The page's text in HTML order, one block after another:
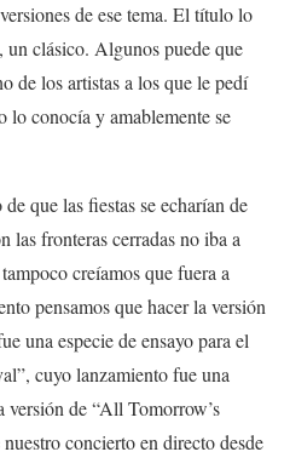
de ese tema. El título lo
clásico. Algunos puede que
de los artistas a los que le pedí
lo conocía y amablemente se
que las fiestas se echarían de
las fronteras cerradas no iba a
creíamos que fuera a
pensamos que hacer la versión
una especie de ensayo para el
cuyo lanzamiento fue una
versión de “All Tomorrow’s
concierto en directo desde